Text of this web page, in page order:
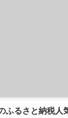
ふるさと納税人